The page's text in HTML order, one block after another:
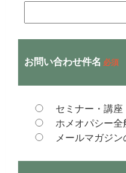
お問い合わせ件名 必須
セミナー・講座
ホメオパシー全
メールマガジ